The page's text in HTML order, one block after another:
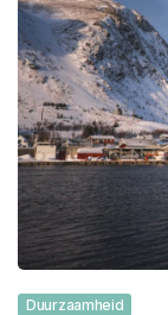
Duurzaamheid